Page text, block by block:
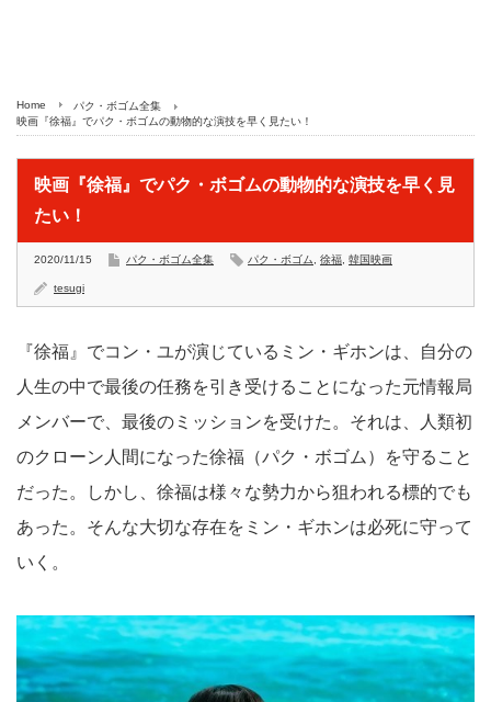
Home
パク・ボゴム全集
映画『徐福』でパク・ボゴムの動物的な演技を早く見たい！
映画『徐福』でパク・ボゴムの動物的な演技を早く見
たい！
2020/11/15 パク・ボゴム全集 パク・ボゴム 徐福 韓国映画
tesugi
『徐福』でコン・ユが演じているミン・ギホンは、自分の
人生の中で最後の任務を引き受けることになった元情報局
メンバーで、最後のミッションを受けた。それは、人類初
のクローン人間になった徐福（パク・ボゴム）を守ること
だった。しかし、徐福は様々な勢力から狙われる標的でも
あった。そんな大切な存在をミン・ギホンは必死に守って
いく。